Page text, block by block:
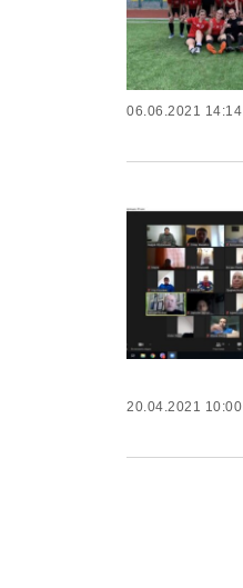
06.06.2021 14:14
20.04.2021 10:00